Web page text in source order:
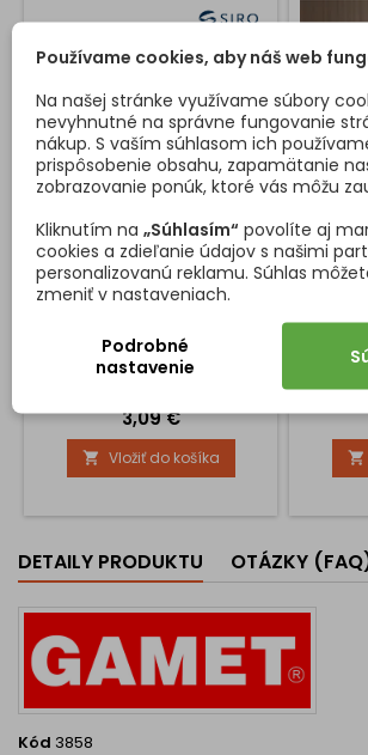
👉 Rustikálna úchytka – knopka je ideálnou
vzhľad.
KNOPKA MAURO /
STAROMOSADZ - BÉŽOVÝ
PLAST
do rustikálnych interiérov
Cena
3,09 €
 Vložiť do košíka
zlatou

DETAILY PRODUKTU OTÁZKY
Kód 3858
Používame cookies, aby náš web
Na našej stránke využívame súbory
nevyhnutné na správne fungovanie
nákup. S vaším súhlasom ich
prispôsobenie obsahu, zapamätanie
zobrazovanie ponúk, ktoré vás môžu
Kliknutím na „Súhlasím“ povolíte aj
cookies a zdieľanie údajov s našimi
personalizovanú reklamu. Súhlas
zmeniť v nastaveniach.
Podrobné
nastavenie